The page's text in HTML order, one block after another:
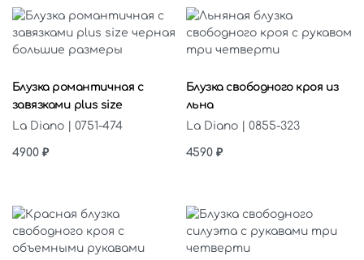
Блузка романтичная с
завязками plus size
La Diano | 0751-474
4900 ₽
Блузка свободного кроя из
льна
La Diano | 0855-323
4590 ₽